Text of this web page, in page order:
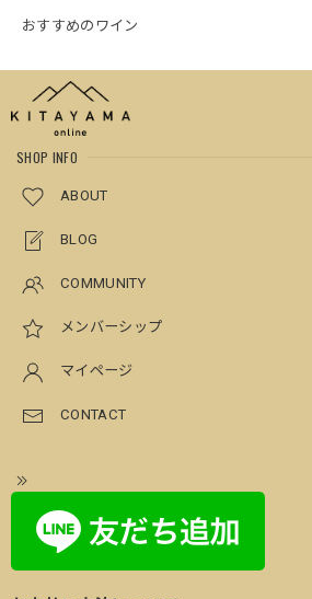
おすすめのワイン
SHOP INFO
ABOUT
BLOG
COMMUNITY
メンバーシップ
マイページ
CONTACT